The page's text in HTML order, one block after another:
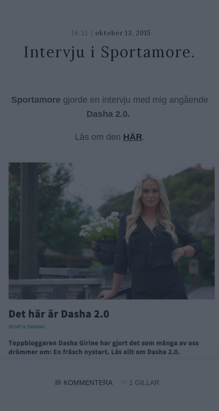
16:11 | oktober 13, 2015
2018
Intervju i Sportamore.
Sportamore gjorde en intervju med mig angående
Dasha 2.0.
Läs om den HÄR.
1 GILLAR
KOMMENTERA